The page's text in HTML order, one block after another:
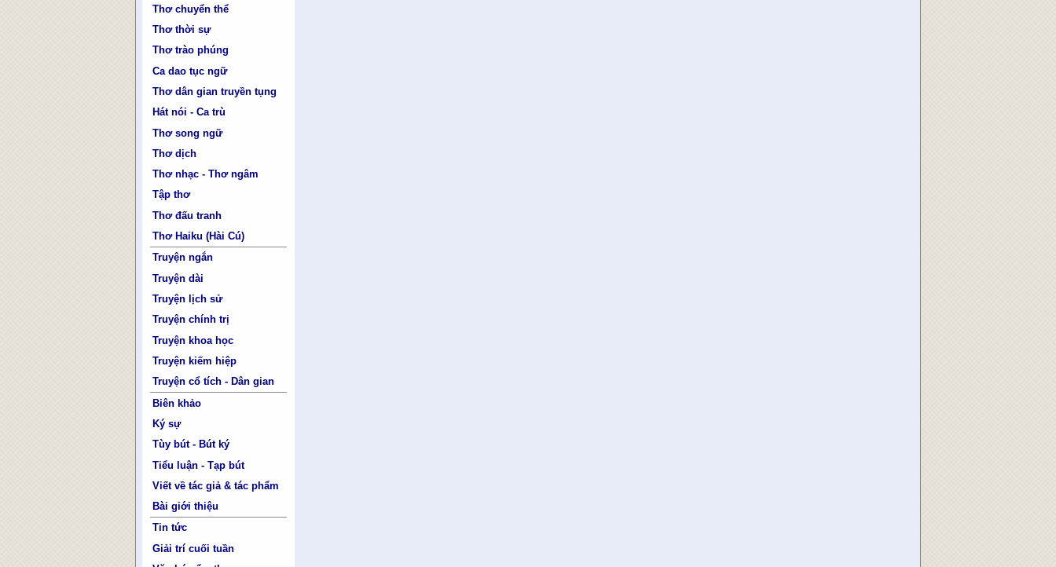
Thơ chuyển thể
Thơ thời sự
Thơ trào phúng
Ca dao tục ngữ
Thơ dân gian truyền tụng
Hát nói - Ca trù
Thơ song ngữ
Thơ dịch
Thơ nhạc - Thơ ngâm
Tập thơ
Thơ đấu tranh
Thơ Haiku (Hài Cú)
Truyện ngắn
Truyện dài
Truyện lịch sử
Truyện chính trị
Truyện khoa học
Truyện kiếm hiệp
Truyện cổ tích - Dân gian
Biên khảo
Ký sự
Tùy bút - Bút ký
Tiểu luận - Tạp bút
Viết về tác giả & tác phẩm
Bài giới thiệu
Tin tức
Giải trí cuối tuần